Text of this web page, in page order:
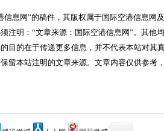
息网”的稿件，其版权属于国际空港信息网
注明：“文章来源：国际空港信息网”。其他
目的在于传递更多信息，并不代表本站对其
留本站注明的文章来源。文章内容仅供参考